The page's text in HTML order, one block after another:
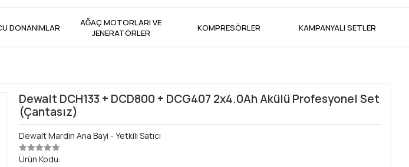
DONANIMLAR
AĞAÇ MOTORLARI VE
JENERATÖRLER
KOMPRESÖRLER KAMPANYALI SETLER
Dewalt DCH133 + DCD800 + DCG407 2x4.0Ah Akülü Profesyonel Set
(Çantasız)
Dewalt Mardin Ana Bayi - Yetkili Satıcı
Ürün Kodu: